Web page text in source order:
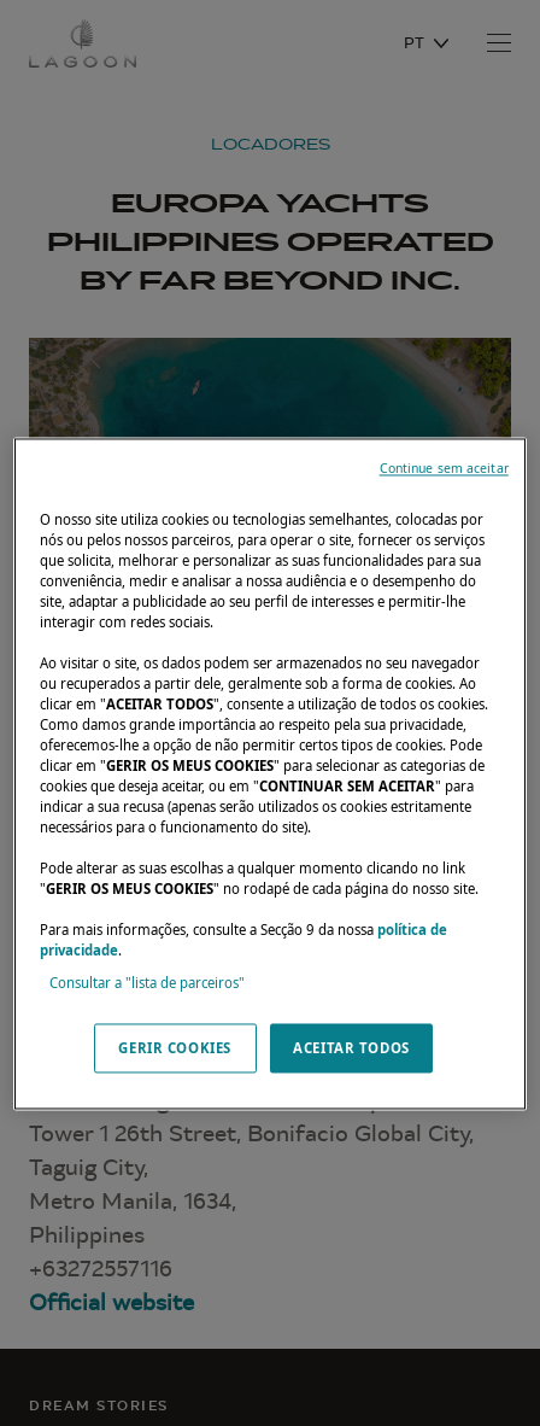
PT
LOCADORES
EUROPA YACHTS
PHILIPPINES OPERATED
BY FAR BEYOND INC.
Início Locadores EUROPA YACHTS PHILIPPINES INC
Tower 1 26th Street, Bonifacio Global City,
Taguig City,
Metro Manila, 1634,
Philippines
+63272557116
Official website
DREAM STORIES
O nosso site utiliza cookies ou tecnologias semelhantes, colocadas por
nós ou pelos nossos parceiros, para operar o site, fornecer os serviços
que solicita, melhorar e personalizar as suas funcionalidades para sua
conveniência, medir e analisar a nossa audiência e o desempenho do
site, adaptar a publicidade ao seu perfil de interesses e permitir-lhe
interagir com redes sociais.
Ao visitar o site, os dados podem ser armazenados no seu navegador
ou recuperados a partir dele, geralmente sob a forma de cookies. Ao
clicar em "ACEITAR TODOS", consente a utilização de todos os cookies.
Como damos grande importância ao respeito pela sua privacidade,
oferecemos-lhe a opção de não permitir certos tipos de cookies. Pode
clicar em "GERIR OS MEUS COOKIES" para selecionar as categorias de
cookies que deseja aceitar, ou em "CONTINUAR SEM ACEITAR" para
indicar a sua recusa (apenas serão utilizados os cookies estritamente
necessários para o funcionamento do site).
Pode alterar as suas escolhas a qualquer momento clicando no link
"GERIR OS MEUS COOKIES" no rodapé de cada página do nosso site.
Para mais informações, consulte a Secção 9 da nossapolítica de
privacidade.
Consultar a "lista de parceiros"
GERIR COOKIES ACEITAR TODOS
Continue sem aceitar